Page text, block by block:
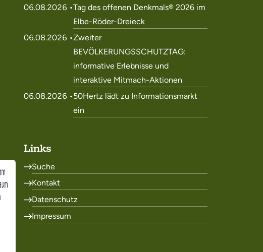
06.08.2026 •Tag des offenen Denkmals® 2026 im
Elbe-Röder-Dreieck
06.08.2026 •Zweiter
BEVÖLKERUNGSSCHUTZTAG:
informative Erlebnisse und
interaktive Mitmach-Aktionen
06.08.2026 •50Hertz lädt zu Informationsmarkt
ein
Links
Suche
Kontakt
Datenschutz
Impressum